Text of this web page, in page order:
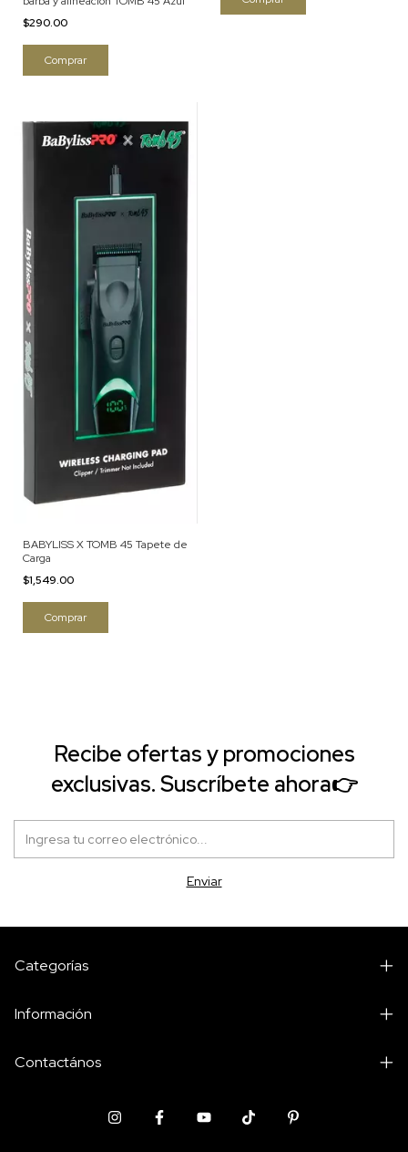
$290.00
BABYLISS X TOMB 45 Tapete de
Carga
$1,549.00
Recibe ofertas y promociones
exclusivas. Suscríbete ahora👉
Categorías
Información
Contactános